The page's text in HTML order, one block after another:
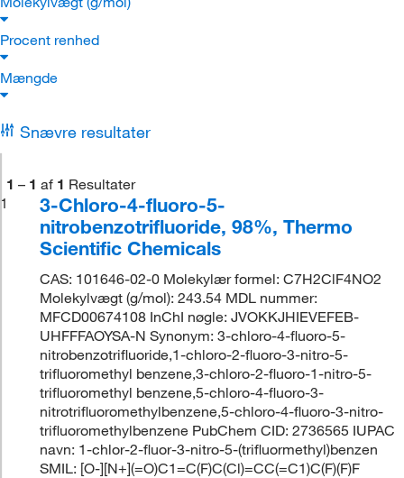
Procent renhed
Mængde
Snævre resultater
1 – 1 af 1 Resultater
1
3-Chloro-4-fluoro-5-
nitrobenzotrifluoride, 98%, Thermo
Scientific Chemicals
CAS: 101646-02-0 Molekylær formel: C7H2ClF4NO2
Molekylvægt (g/mol): 243.54 MDL nummer:
MFCD00674108 InChI nøgle: JVOKKJHIEVEFEB-
UHFFFAOYSA-N Synonym: 3-chloro-4-fluoro-5-
nitrobenzotrifluoride,1-chloro-2-fluoro-3-nitro-5-
trifluoromethyl benzene,3-chloro-2-fluoro-1-nitro-5-
trifluoromethyl benzene,5-chloro-4-fluoro-3-
nitrotrifluoromethylbenzene,5-chloro-4-fluoro-3-nitro-
trifluoromethylbenzene PubChem CID: 2736565 IUPAC
navn: 1-chlor-2-fluor-3-nitro-5-(trifluormethyl)benzen
SMIL: [O-][N+](=O)C1=C(F)C(Cl)=CC(=C1)C(F)(F)F